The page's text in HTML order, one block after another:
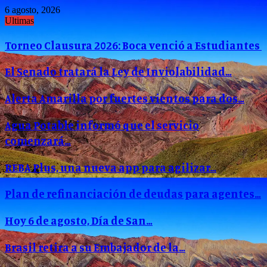
6 agosto, 2026
Ultimas
Torneo Clausura 2026: Boca venció a Estudiantes
El Senado tratará la Ley de Inviolabilidad…
Alerta Amarilla por fuertes vientos para dos…
Agua Potable informó que el servicio
comenzará…
REBA Plus, una nueva app para agilizar…
Plan de refinanciación de deudas para agentes…
Hoy 6 de agosto, Día de San…
Brasil retira a su Embajador de la…